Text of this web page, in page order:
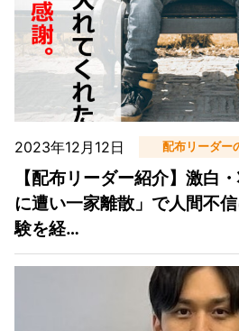
2023年12月12日 配布リーダー
【配布リーダー紹介】激白
に遭い一家離散」で人間不
験を経…